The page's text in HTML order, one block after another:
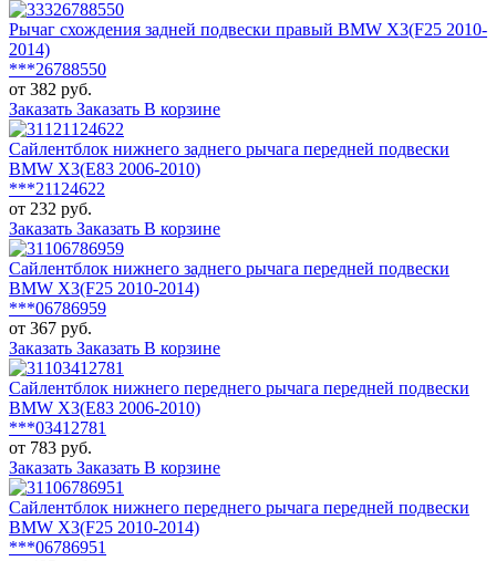
Рычаг схождения задней подвески правый BMW X3(F25 2010-
2014)
***26788550
от 382 руб.
Заказать Заказать В корзине
Сайлентблок нижнего заднего рычага передней подвески
BMW X3(E83 2006-2010)
***21124622
от 232 руб.
Заказать Заказать В корзине
Сайлентблок нижнего заднего рычага передней подвески
BMW X3(F25 2010-2014)
***06786959
от 367 руб.
Заказать Заказать В корзине
Сайлентблок нижнего переднего рычага передней подвески
BMW X3(E83 2006-2010)
***03412781
от 783 руб.
Заказать Заказать В корзине
Сайлентблок нижнего переднего рычага передней подвески
BMW X3(F25 2010-2014)
***06786951